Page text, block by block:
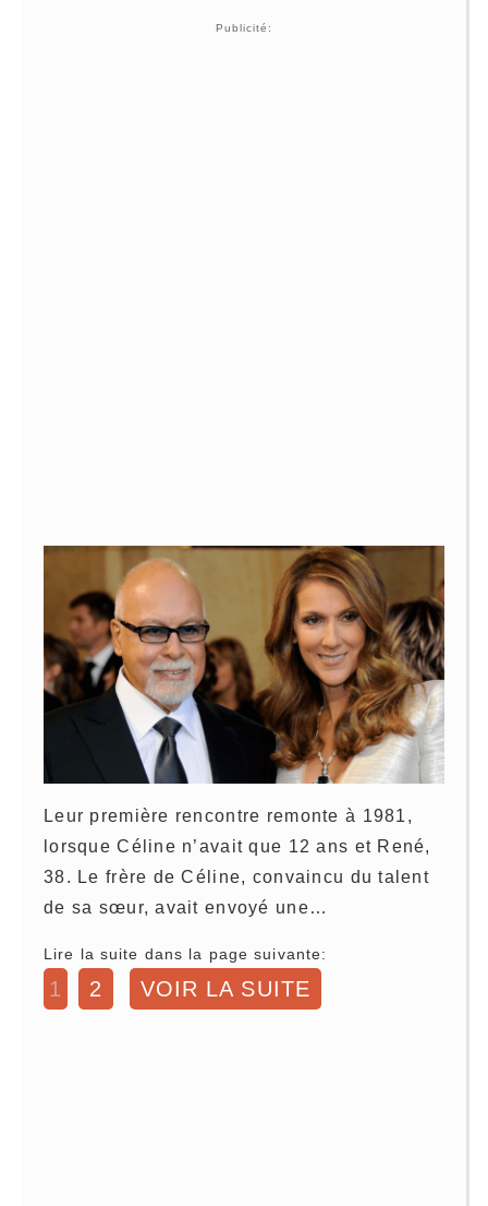
Publicité:
Leur première rencontre remonte à 1981,
lorsque Céline n’avait que 12 ans et René,
38. Le frère de Céline, convaincu du talent
de sa sœur, avait envoyé une…
Lire la suite dans la page suivante:
1 2 VOIR LA SUITE